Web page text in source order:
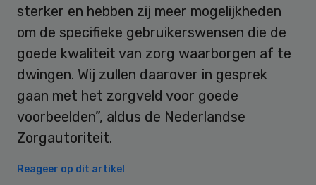
sterker en hebben zij meer mogelijkheden
om de specifieke gebruikerswensen die de
goede kwaliteit van zorg waarborgen af te
dwingen. Wij zullen daarover in gesprek
gaan met het zorgveld voor goede
voorbeelden”, aldus de Nederlandse
Zorgautoriteit.
Reageer op dit artikel